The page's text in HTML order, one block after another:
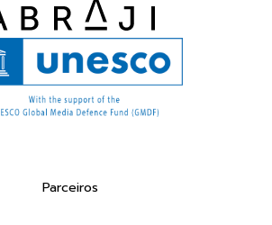
Parceiros